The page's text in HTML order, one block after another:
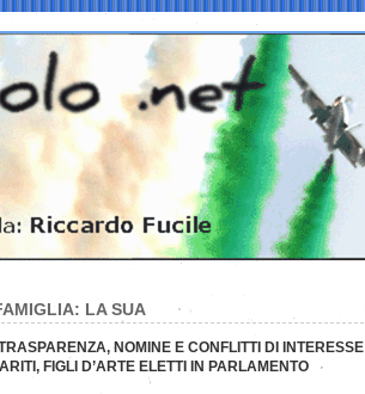
LA SUA
NOMINE E CONFLITTI DI INTERESSE
FIGLI D’ARTE ELETTI IN PARLAMENTO